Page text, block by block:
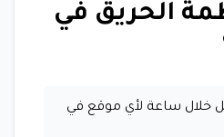
الحريق في
خلال ساعة لأي موقع في